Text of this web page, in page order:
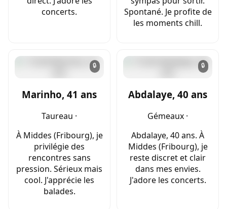
concerts.
Spontané. Je profite de
les moments chill.
🔒
Marinho, 41 ans
Taureau ·
À Middes (Fribourg), je
privilégie des
rencontres sans
pression. Sérieux mais
cool. J'apprécie les
balades.
🔒
Abdalaye, 40 ans
Gémeaux ·
Abdalaye, 40 ans. À
Middes (Fribourg), je
reste discret et clair
dans mes envies.
J'adore les concerts.